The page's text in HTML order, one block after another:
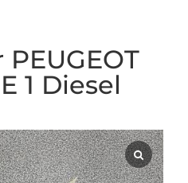
1 Diesel